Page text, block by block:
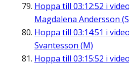
Hoppa till 03:12:52 i
Magdalena Andersson
Hoppa till 03:14:51 i
Svantesson (M)
Hoppa till 03:15:52 i